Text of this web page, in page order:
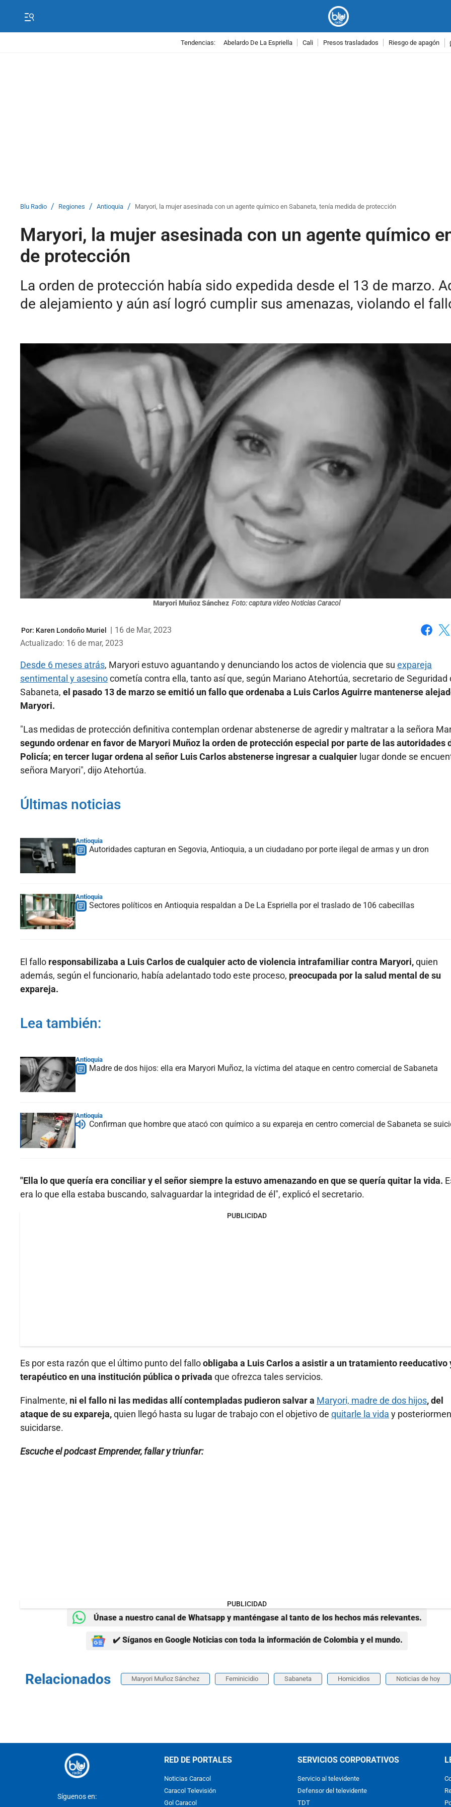
Tendencias: Abelardo De La Espriella Cali Presos trasladados Riesgo de apagón
Blu Radio / Regiones / Antioquia / Maryori, la mujer asesinada con un agente químico en Sabaneta, tenía medida de protección
Maryori, la mujer asesinada con un agente químico
de protección
La orden de protección había sido expedida desde el 13 de marzo.
de alejamiento y aún así logró cumplir sus amenazas, violando el
Maryori Muñoz Sánchez Foto: captura video Noticias Caracol
Por: Karen Londoño Muriel | 16 de Mar, 2023
Actualizado: 16 de mar, 2023
Desde 6 meses atrás, Maryori estuvo aguantando y denunciando los actos de violencia que su expareja
sentimental y asesinocometía contra ella, tanto así que, según Mariano Atehortúa, secretario de Seguridad
Sabaneta, el pasado 13 de marzo se emitió un fallo que ordenaba a Luis Carlos Aguirre mantenerse
Maryori.
"Las medidas de protección definitiva contemplan ordenar abstenerse de agredir y maltratar a la señora
segundo ordenar en favor de Maryori Muñoz la orden de protección especial por parte de las autoridades
Policía; en tercer lugar ordena al señor Luis Carlos abstenerse ingresar a cualquier lugar donde se
señora Maryori", dijo Atehortúa.
Últimas noticias
Antioquia
Autoridades capturan en Segovia, Antioquia, a un ciudadano por porte ilegal de armas y un dron
Antioquia
Sectores políticos en Antioquia respaldan a De La Espriella por el traslado de 106 cabecillas
El fallo responsabilizaba a Luis Carlos de cualquier acto de violencia intrafamiliar contra Maryori,quien
además, según el funcionario, había adelantado todo este proceso, preocupada por la salud mental de su
expareja.
Lea también:
Antioquia
Madre de dos hijos: ella era Maryori Muñoz, la víctima del ataque en centro comercial de Sabaneta
Antioquia
Confirman que hombre que atacó con químico a su expareja en centro comercial de Sabaneta se
"Ella lo que quería era conciliar y el señor siempre la estuvo amenazando en que se quería quitar la vida.
era lo que ella estaba buscando, salvaguardar la integridad de él", explicó el secretario.
PUBLICIDAD
Es por esta razón que el último punto del falloobligaba a Luis Carlos a asistir a un tratamiento reeducativo
terapéutico en una institución pública o privada que ofrezca tales servicios.
Finalmente, ni el fallo ni las medidas allí contempladas pudieron salvar a Maryori, madre de dos hijos, del
ataque de su expareja,quien llegó hasta su lugar de trabajo con el objetivo de quitarle la vida y
suicidarse.
Escuche el podcast Emprender, fallar y triunfar:
PUBLICIDAD
Únase a nuestro canal de Whatsapp y manténgase al tanto de los hechos más relevantes.
✔️ Síganos en Google Noticias con toda la información de Colombia y el mundo.
Relacionados Maryori Muñoz Sánchez Feminicidio Sabaneta Homicidios Noticias de hoy
Síguenos en:
RED DE PORTALES
Noticias Caracol
Caracol Televisión
Gol Caracol
SERVICIOS CORPORATIVOS
Servicio al televidente
Defensor del televidente
TDT